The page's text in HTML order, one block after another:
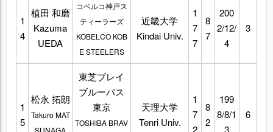
1
4
植田 和磨
Kazuma
UEDA
コベルコ神戸ス
ティーラーズ
KOBELCO KOB
E STEELERS
近畿大学
Kindai Univ.
1
7
7
8
7
200
2/12/
4
3
1
5
松永 拓朗
Takuro MAT
SUNAGA
東芝ブレイ
ブルーパス
東京
TOSHIBA BRAV
天理大学
Tenri Univ.
1
7
2
8
2
199
8/8/1
3
6